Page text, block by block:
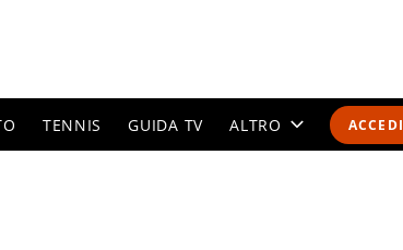
ACCEDI
TENNIS GUIDA TV ALTRO